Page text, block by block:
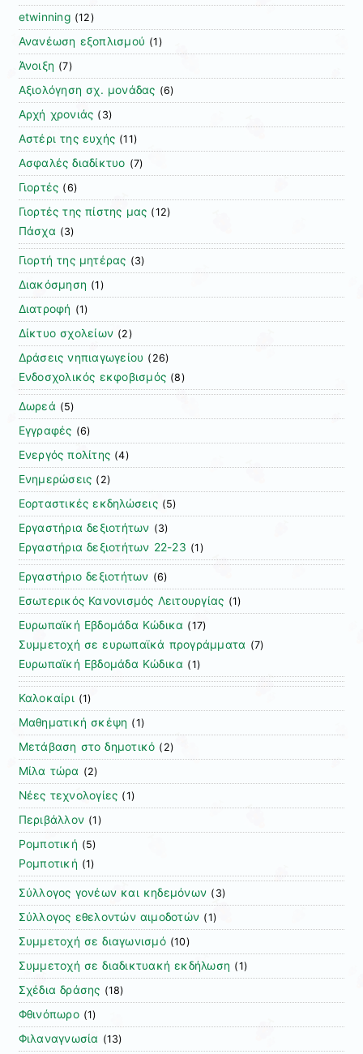
etwinning(12)
Ανανέωση εξοπλισμού (1)
Άνοιξη (7)
Αξιολόγηση σχ. μονάδας (6)
Αρχή χρονιάς (3)
Αστέρι της ευχής (11)
Ασφαλές διαδίκτυο (7)
Γιορτές (6)
Γιορτές της πίστης μας (12)
Πάσχα (3)
Γιορτή της μητέρας (3)
Διακόσμηση (1)
Διατροφή (1)
Δίκτυο σχολείων (2)
Δράσεις νηπιαγωγείου (26)
Ενδοσχολικός εκφοβισμός (8)
Δωρεά (5)
Εγγραφές (6)
Ενεργός πολίτης (4)
Ενημερώσεις (2)
Εορταστικές εκδηλώσεις(5)
Εργαστήρια δεξιοτήτων (3)
Εργαστήρια δεξιοτήτων 22-23 (1)
Εργαστήριο δεξιοτήτων (6)
Εσωτερικός Κανονισμός Λειτουργίας (1)
Ευρωπαϊκή Εβδομάδα Κώδικα (17)
Συμμετοχή σε ευρωπαϊκά προγράμματα (7)
Ευρωπαϊκή Εβδομάδα Κώδικα (1)
Καλοκαίρι (1)
Μαθηματική σκέψη (1)
Μετάβαση στο δημοτικό (2)
Μίλα τώρα (2)
Νέες τεχνολογίες (1)
Περιβάλλον (1)
Ρομποτική (5)
Ρομποτική (1)
Σύλλογος γονέων και κηδεμόνων (3)
Σύλλογος εθελοντών αιμοδοτών (1)
Συμμετοχή σε διαγωνισμό(10)
Συμμετοχή σε διαδικτυακή εκδήλωση (1)
Σχέδια δράσης (18)
Φθινόπωρο(1)
Φιλαναγνωσία (13)